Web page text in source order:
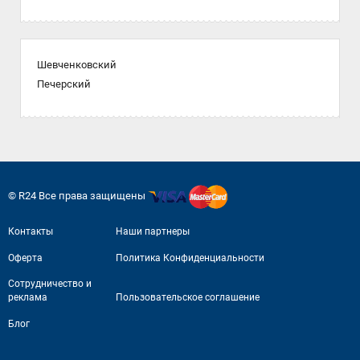
Шевченковский
Печерский
© R24 Все права защищены
Контакты Наши партнеры
Оферта Политика Конфиденциальности
Сотрудничество и
реклама
Пользовательское соглашение
Блог